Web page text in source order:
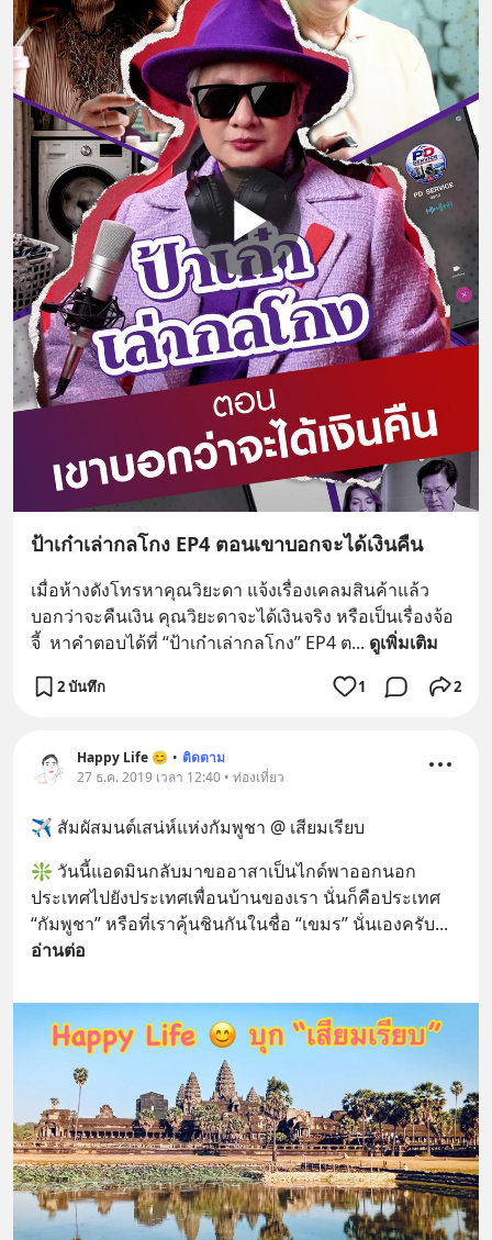
ป้าเก๋าเล่ากลโกง EP4 ตอนเขาบอกจะได้เงินคืน
เมื่อห้างดังโทรหาคุณวิยะดา แจ้งเรื่องเคลมสินค้าแล้ว
บอกว่าจะคืนเงิน คุณวิยะดาจะได้เงินจริง หรือเป็นเรื่องจ้อ
จี้  หาคำตอบได้ที่ “ป้าเก๋าเล่ากลโกง” EP4 ต... ดูเพิ่มเติม
2 บันทึก 1 2
Happy Life 😊 • ติดตาม
27 ธ.ค. 2019 เวลา 12:40 • ท่องเที่ยว
✈️ สัมผัสมนต์เสน่ห์แห่งกัมพูชา @ เสียมเรียบ
❇️ วันนี้แอดมินกลับมาขออาสาเป็นไกด์พาออกนอก
ประเทศไปยังประเทศเพื่อนบ้านของเรา นั่นก็คือประเทศ
“กัมพูชา” หรือที่เราคุ้นชินกันในชื่อ “เขมร” นั่นเองครับ
อ่านต่อ